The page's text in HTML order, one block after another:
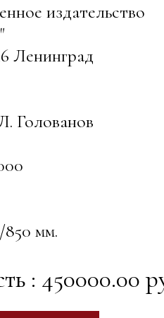
издательство
Ленинград
Голованов
850 мм.
: 450000.00